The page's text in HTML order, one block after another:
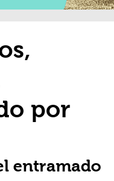
por
entramado